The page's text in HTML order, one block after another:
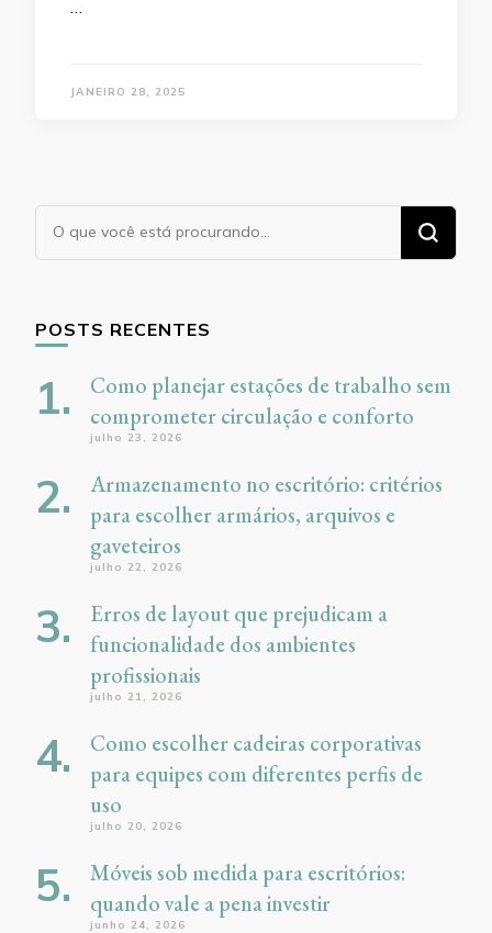
JANEIRO 28, 2025
POSTS RECENTES
Como planejar estações de trabalho sem
comprometer circulação e conforto
julho 23, 2026
Armazenamento no escritório: critérios
para escolher armários, arquivos e
gaveteiros
julho 22, 2026
Erros de layout que prejudicam a
funcionalidade dos ambientes
profissionais
julho 21, 2026
Como escolher cadeiras corporativas
para equipes com diferentes perfis de
uso
julho 20, 2026
Móveis sob medida para escritórios:
quando vale a pena investir
junho 24, 2026